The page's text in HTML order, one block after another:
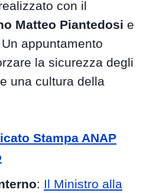
con il
Matteo Piantedosi e
appuntamento
la sicurezza degli
una cultura della
Stampa ANAP
: Il Ministro alla